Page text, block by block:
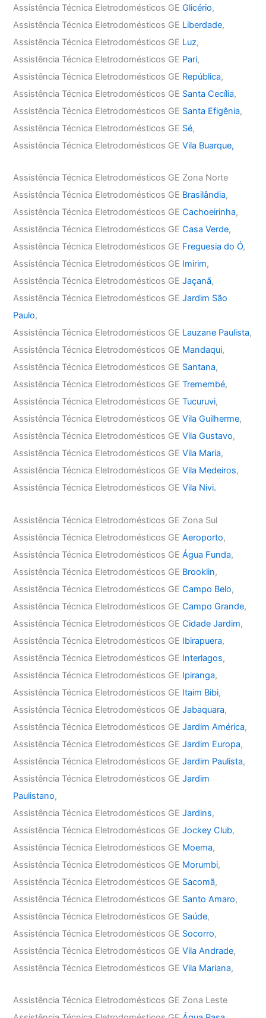
Assistência Técnica Eletrodomésticos GEGlicério,
Assistência Técnica Eletrodomésticos GE Liberdade,
Assistência Técnica Eletrodomésticos GE Luz,
Assistência Técnica Eletrodomésticos GE Pari,
Assistência Técnica Eletrodomésticos GE República,
Assistência Técnica Eletrodomésticos GE Santa Cecília,
Assistência Técnica Eletrodomésticos GE Santa Efigênia,
Assistência Técnica Eletrodomésticos GE Sé,
Assistência Técnica Eletrodomésticos GEVila Buarque,
Assistência Técnica Eletrodomésticos GE Zona Norte
Assistência Técnica Eletrodomésticos GE Brasilândia,
Assistência Técnica Eletrodomésticos GECachoeirinha,
Assistência Técnica Eletrodomésticos GECasa Verde,
Assistência Técnica Eletrodomésticos GE Freguesia do Ó,
Assistência Técnica Eletrodomésticos GE Imirim,
Assistência Técnica Eletrodomésticos GEJaçanã,
Assistência Técnica Eletrodomésticos GEJardim São
Paulo,
Assistência Técnica Eletrodomésticos GE Lauzane Paulista,
Assistência Técnica Eletrodomésticos GE Mandaqui,
Assistência Técnica Eletrodomésticos GE Santana,
Assistência Técnica Eletrodomésticos GETremembé,
Assistência Técnica Eletrodomésticos GETucuruvi,
Assistência Técnica Eletrodomésticos GEVila Guilherme,
Assistência Técnica Eletrodomésticos GEVila Gustavo,
Assistência Técnica Eletrodomésticos GEVila Maria,
Assistência Técnica Eletrodomésticos GEVila Medeiros,
Assistência Técnica Eletrodomésticos GEVila Nivi.
Assistência Técnica Eletrodomésticos GE Zona Sul
Assistência Técnica Eletrodomésticos GEAeroporto,
Assistência Técnica Eletrodomésticos GEÁgua Funda,
Assistência Técnica Eletrodomésticos GE Brooklin,
Assistência Técnica Eletrodomésticos GECampo Belo,
Assistência Técnica Eletrodomésticos GECampo Grande,
Assistência Técnica Eletrodomésticos GECidade Jardim,
Assistência Técnica Eletrodomésticos GE Ibirapuera,
Assistência Técnica Eletrodomésticos GE Interlagos,
Assistência Técnica Eletrodomésticos GE Ipiranga,
Assistência Técnica Eletrodomésticos GE Itaim Bibi,
Assistência Técnica Eletrodomésticos GEJabaquara,
Assistência Técnica Eletrodomésticos GEJardim América,
Assistência Técnica Eletrodomésticos GEJardim Europa,
Assistência Técnica Eletrodomésticos GEJardim Paulista,
Assistência Técnica Eletrodomésticos GEJardim
Paulistano,
Assistência Técnica Eletrodomésticos GEJardins,
Assistência Técnica Eletrodomésticos GEJockey Club,
Assistência Técnica Eletrodomésticos GE Moema,
Assistência Técnica Eletrodomésticos GE Morumbi,
Assistência Técnica Eletrodomésticos GE Sacomã,
Assistência Técnica Eletrodomésticos GE Santo Amaro,
Assistência Técnica Eletrodomésticos GE Saúde,
Assistência Técnica Eletrodomésticos GE Socorro,
Assistência Técnica Eletrodomésticos GEVila Andrade,
Assistência Técnica Eletrodomésticos GEVila Mariana,
Assistência Técnica Eletrodomésticos GE Zona Leste